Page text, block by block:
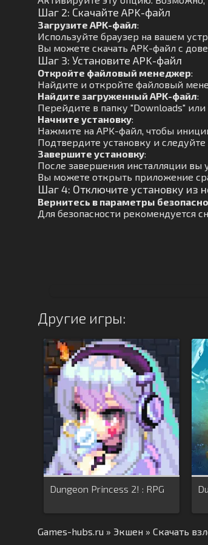
Шаг 2: Скачайте APK-файл
Загрузите APK-файл:
Используйте браузер на вашем
Вы можете скачать APK-файл с
Шаг 3: Установите APK-файл
Откройте файловый менеджер:
Найдите и откройте файловый
Найдите загруженный APK-файл:
Перейдите в папку "Downloads"
Начните установку:
Нажмите на APK-файл, чтобы
Подтвердите установку и
Завершите установку:
После завершения инсталляции вы
Вы можете открыть приложение
Шаг 4: Отключите установку из
Вернитесь в параметры
Для безопасности рекомендуется
Другие игры:
Dungeon Princess 2! : RPG
Games-hubs.ru » Экшен » Скачать